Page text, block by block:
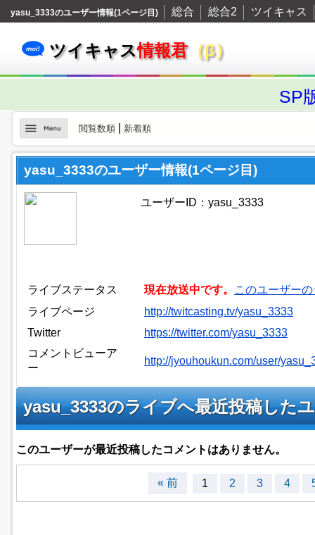
yasu_3333のユーザー情報(1ページ目) 総合 総合2 ツイキャス
ツイキャス情報君（β）
SP
閲覧数順| 新着順
yasu_3333のユーザー情報(1ページ目)
ユーザーID：yasu_3333
ライブステータス 現在放送中です。
このユーザー
ライブページ
http://twitcasting.tv/yasu_3333
Twitter
https://twitter.com/yasu_3333
コメントビューア
ー
http://jyouhoukun.com/user/
yasu_3333のライブへ最近投稿した
このユーザーが最近投稿したコメントはありません。
« 前 1 2 3 4